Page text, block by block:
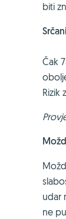
biti
Čak
Rizik
udar
ne